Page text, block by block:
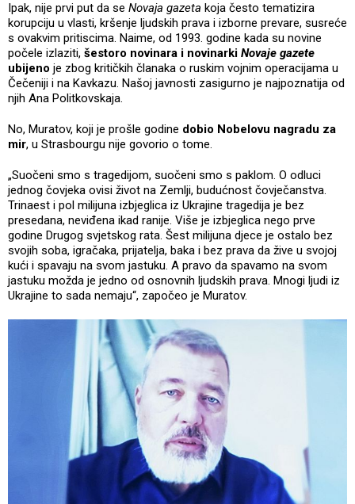
Ipak, nije prvi put da se Novaja gazeta koja često tematizira
korupciju u vlasti, kršenje ljudskih prava i izborne prevare, susreće
s ovakvim pritiscima. Naime, od 1993. godine kada su novine
počele izlaziti, šestoro novinara i novinarki Novaje gazete
ubijeno je zbog kritičkih članaka o ruskim vojnim operacijama u
Čečeniji i na Kavkazu. Našoj javnosti zasigurno je najpoznatija od
njih Ana Politkovskaja.
No, Muratov, koji je prošle godine dobio Nobelovu nagradu za
mir, u Strasbourgu nije govorio o tome.
„Suočeni smo s tragedijom, suočeni smo s paklom. O odluci
jednog čovjeka ovisi život na Zemlji, budućnost čovječanstva.
Trinaest i pol milijuna izbjeglica iz Ukrajine tragedija je bez
presedana, neviđena ikad ranije. Više je izbjeglica nego prve
godine Drugog svjetskog rata. Šest milijuna djece je ostalo bez
svojih soba, igračaka, prijatelja, baka i bez prava da žive u svojoj
kući i spavaju na svom jastuku. A pravo da spavamo na svom
jastuku možda je jedno od osnovnih ljudskih prava. Mnogi ljudi iz
Ukrajine to sada nemaju“, započeo je Muratov.